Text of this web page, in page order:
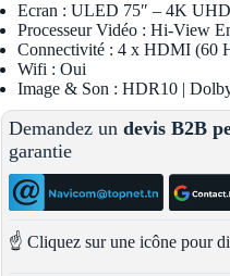
Ecran : ULED 75″ – 4K
Processeur Vidéo : Hi-View
Connectivité : 4 x HDMI (60
Wifi : Oui
Image & Son : HDR10 |
Demandez undevis B2B
garantie
☝️ Cliquez sur une icône pour